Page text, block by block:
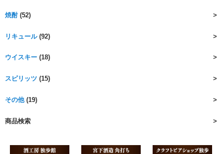
焼酎(52)
リキュール(92)
ウイスキー (18)
スピリッツ (15)
その他(19)
商品検索